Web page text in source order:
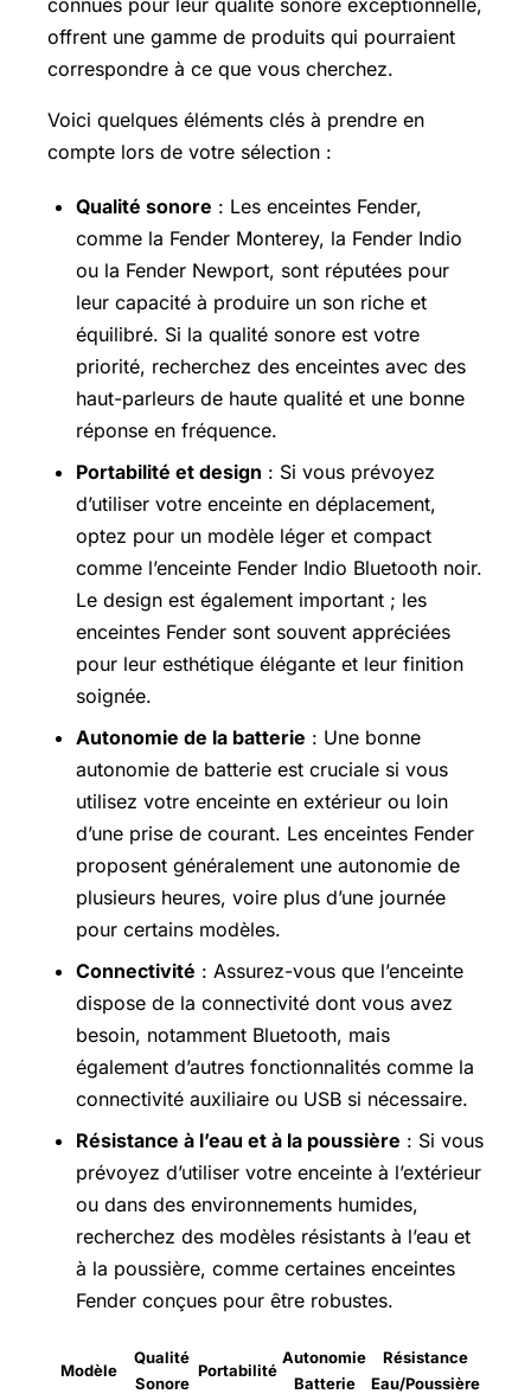
connues pour leur qualité sonore exceptionnelle,
offrent une gamme de produits qui pourraient
correspondre à ce que vous cherchez.
Voici quelques éléments clés à prendre en
compte lors de votre sélection :
Qualité sonore : Les enceintes Fender,
comme la Fender Monterey, la Fender Indio
ou la Fender Newport, sont réputées pour
leur capacité à produire un son riche et
équilibré. Si la qualité sonore est votre
priorité, recherchez des enceintes avec des
haut-parleurs de haute qualité et une bonne
réponse en fréquence.
Portabilité et design : Si vous prévoyez
d’utiliser votre enceinte en déplacement,
optez pour un modèle léger et compact
comme l’enceinte Fender Indio Bluetooth noir.
Le design est également important ; les
enceintes Fender sont souvent appréciées
pour leur esthétique élégante et leur finition
soignée.
Autonomie de la batterie : Une bonne
autonomie de batterie est cruciale si vous
utilisez votre enceinte en extérieur ou loin
d’une prise de courant. Les enceintes Fender
proposent généralement une autonomie de
plusieurs heures, voire plus d’une journée
pour certains modèles.
Connectivité : Assurez-vous que l’enceinte
dispose de la connectivité dont vous avez
besoin, notamment Bluetooth, mais
également d’autres fonctionnalités comme la
connectivité auxiliaire ou USB si nécessaire.
Résistance à l’eau et à la poussière : Si vous
prévoyez d’utiliser votre enceinte à l’extérieur
ou dans des environnements humides,
recherchez des modèles résistants à l’eau et
à la poussière, comme certaines enceintes
Fender conçues pour être robustes.
Modèle
Qualité
Sonore
Portabilité
Autonomie
Batterie
Résistance
Eau/Poussière